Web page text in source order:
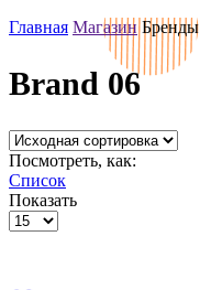
Главная Магазин Бренды
Brand 06
Посмотреть, как:
Список
Показать
Товаров